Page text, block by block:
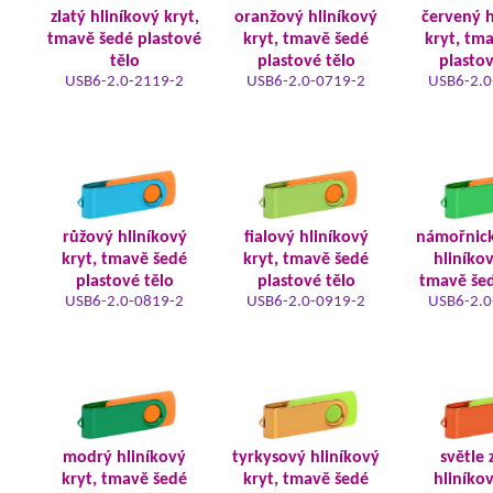
zlatý hliníkový kryt,
tmavě šedé plastové
tělo
USB6-2.0-2119-2
oranžový hliníkový
kryt, tmavě šedé
plastové tělo
USB6-2.0-0719-2
červený
kryt,
USB6-
růžový hliníkový
kryt, tmavě šedé
plastové tělo
USB6-2.0-0819-2
fialový hliníkový
kryt, tmavě šedé
plastové tělo
USB6-2.0-0919-2
tmavě
USB6-
modrý hliníkový
kryt, tmavě šedé
tyrkysový hliníkový
kryt, tmavě šedé
světle